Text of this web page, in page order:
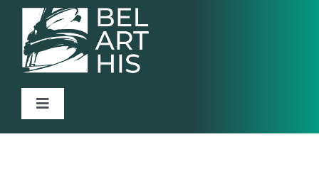
Skip
content
Toggle
Accueil